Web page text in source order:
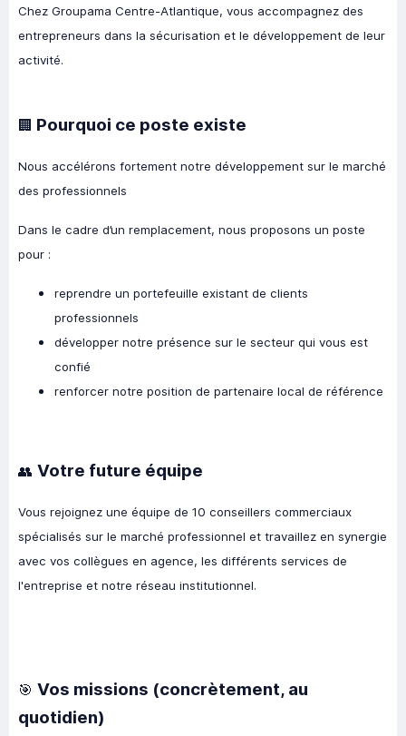
Chez Groupama Centre-Atlantique, vous accompagnez des
entrepreneurs dans la sécurisation et le développement de leur
activité.
🏢 Pourquoi ce poste existe
Nous accélérons fortement notre développement sur le marché
des professionnels
Dans le cadre d’un remplacement, nous proposons un poste
pour :
reprendre un portefeuille existant de clients
professionnels
développer notre présence sur le secteur qui vous est
confié
renforcer notre position de partenaire local de référence
👥 Votre future équipe
Vous rejoignez une équipe de 10 conseillers commerciaux
spécialisés sur le marché professionnel et travaillez en synergie
avec vos collègues en agence, les différents services de
l'entreprise et notre réseau institutionnel.
🎯 Vos missions (concrètement, au
quotidien)